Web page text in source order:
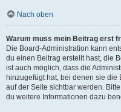
Nach oben
Warum muss mein Beitrag erst
Die Board-Administration kann
du einen Beitrag erstellt hast, die
ist auch möglich, dass die
hinzugefügt hat, bei denen sie die
auf der Seite sichtbar werden.
du weitere Informationen dazu